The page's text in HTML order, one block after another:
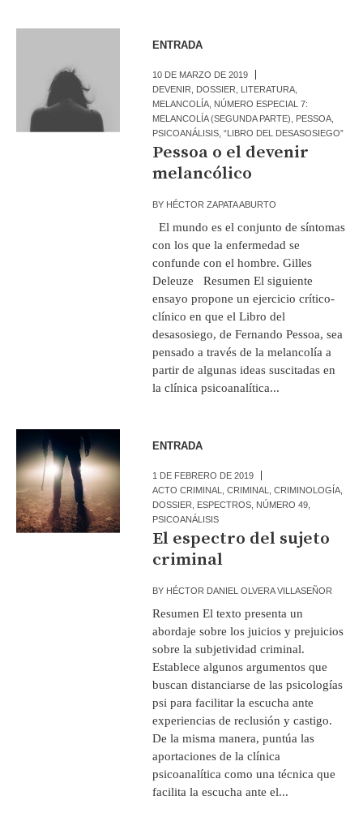
ENTRADA
10 DE MARZO DE 2019
DEVENIR
DOSSIER LITERATURA
MELANCOLÍA NÚMERO ESPECIAL 7:
MELANCOLÍA (SEGUNDA PARTE)
PESSOA
PSICOANÁLISIS ,“LIBRO DEL DESASOSIEGO”
Pessoa o el devenir
melancólico
BY HÉCTOR ZAPATA ABURTO
El mundo es el conjunto de síntomas
con los que la enfermedad se
confunde con el hombre. Gilles
Deleuze Resumen El siguiente
ensayo propone un ejercicio crítico-
clínico en que el Libro del
desasosiego, de Fernando Pessoa, sea
pensado a través de la melancolía a
partir de algunas ideas suscitadas en
la clínica psicoanalítica...
ENTRADA
1 DE FEBRERO DE 2019
ACTO CRIMINAL
,CRIMINAL ,CRIMINOLOGÍA
DOSSIER
ESPECTROS NÚMERO 49
PSICOANÁLISIS
El espectro del sujeto
criminal
BY HÉCTOR DANIEL OLVERA VILLASEÑOR
Resumen El texto presenta un
abordaje sobre los juicios y prejuicios
sobre la subjetividad criminal.
Establece algunos argumentos que
buscan distanciarse de las psicologías
psi para facilitar la escucha ante
experiencias de reclusión y castigo.
De la misma manera, puntúa las
aportaciones de la clínica
psicoanalítica como una técnica que
facilita la escucha ante el...